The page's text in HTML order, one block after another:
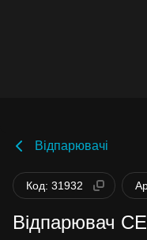
Відпарювачі
Код: 31932
Відпарювач